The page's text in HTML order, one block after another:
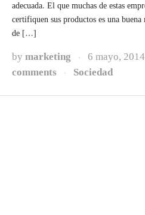
adecuada. El que muchas de estas
certifiquen sus productos es una buena
de […]
by marketing · 6 mayo, 2014
comments
· Sociedad